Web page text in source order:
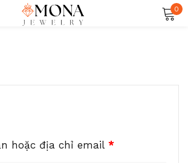
0
hoặc địa chỉ email *
Quên mật khẩu?